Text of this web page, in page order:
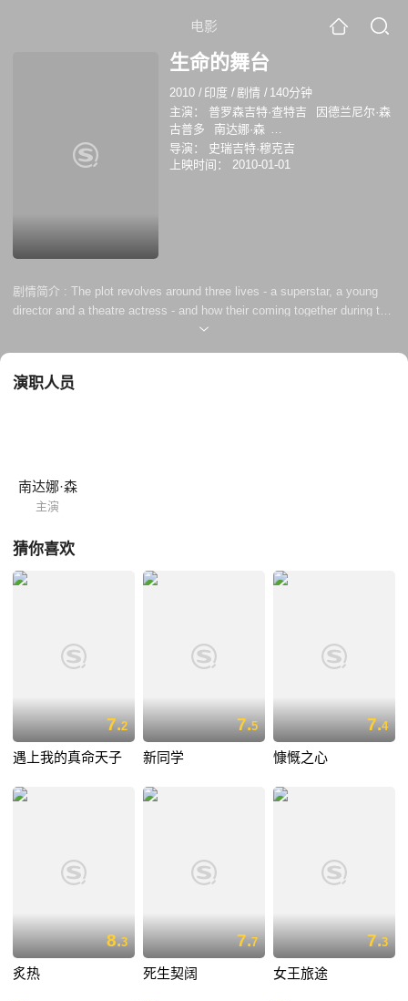
电影
生命的舞台
2010 / 印度 /剧情 / 140分钟
主演：
普罗森吉特·查特吉
因德兰尼尔·森
古普多
南达娜·森
RudraprasadSengupta
BiswajitChakraborty
PijushGanguly
导演：
史瑞吉特·穆克吉
上映时间：
2010-01-01
剧情简介 : The plot revolves around three lives - a superstar, a young
director and a theatre actress - and how their coming together during the
process of making a film, changes them forever. The film is also a
演职人员
南达娜·森
主演
猜你喜欢
7.2
遇上我的真命天子
7.5
新同学
7.4
慷慨之心
8.3
炙热
7.7
死生契阔
7.3
女王旅途